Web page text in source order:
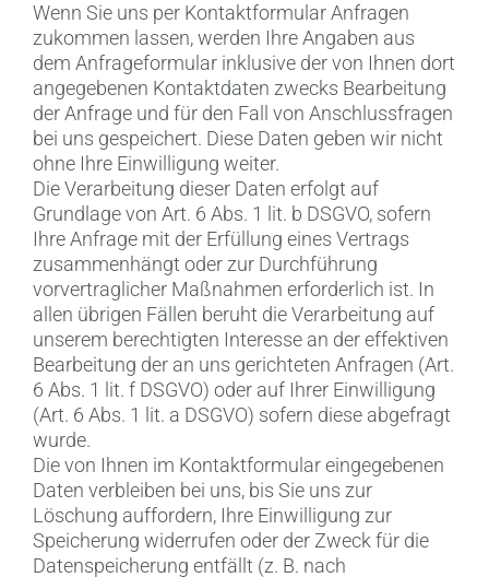
Wenn Sie uns per Kontaktformular Anfragen
zukommen lassen, werden Ihre Angaben aus
dem Anfrageformular inklusive der von Ihnen dort
angegebenen Kontaktdaten zwecks Bearbeitung
der Anfrage und für den Fall von Anschlussfragen
bei uns gespeichert. Diese Daten geben wir nicht
ohne Ihre Einwilligung weiter.
Die Verarbeitung dieser Daten erfolgt auf
Grundlage von Art. 6 Abs. 1 lit. b DSGVO, sofern
Ihre Anfrage mit der Erfüllung eines Vertrags
zusammenhängt oder zur Durchführung
vorvertraglicher Maßnahmen erforderlich ist. In
allen übrigen Fällen beruht die Verarbeitung auf
unserem berechtigten Interesse an der effektiven
Bearbeitung der an uns gerichteten Anfragen (Art.
6 Abs. 1 lit. f DSGVO) oder auf Ihrer Einwilligung
(Art. 6 Abs. 1 lit. a DSGVO) sofern diese abgefragt
wurde.
Die von Ihnen im Kontaktformular eingegebenen
Daten verbleiben bei uns, bis Sie uns zur
Löschung auffordern, Ihre Einwilligung zur
Speicherung widerrufen oder der Zweck für die
Datenspeicherung entfällt (z. B. nach